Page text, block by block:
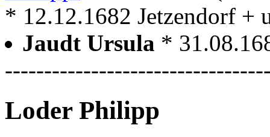
* 12.12.1682 Jetzendorf +
Jaudt Ursula *
Loder Philipp